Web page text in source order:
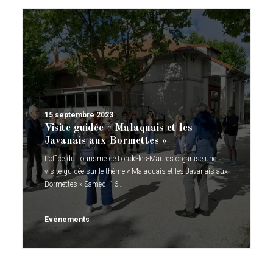
15 septembre 2023
Visite guidée « Malaquais et les
Javanais aux Bormettes »
L’office du Tourisme de Londe-les-Maures organise une
visite guidée sur le thème « Malaquais et les Javanais aux
Bormettes » Samedi 16…
Evènements